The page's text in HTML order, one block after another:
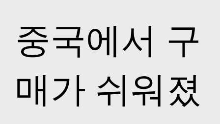
중국에서 구
매가 쉬워졌